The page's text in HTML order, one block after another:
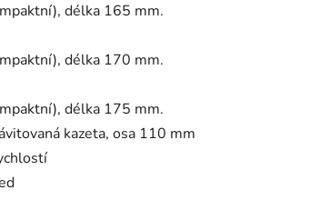
délka 165 mm.
délka 170 mm.
délka 175 mm.
kazeta, osa 110 mm